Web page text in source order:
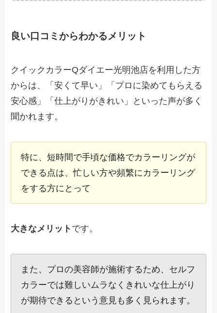
良い口コミからわかるメリット
クイックカラーQダイエー光明池店を利用した方
からは、「安くて早い」「プロに染めてもらえる
安心感」「仕上がりがきれい」といった声が多く
聞かれます。
特に、短時間で手頃な価格でカラーリングが
できる点は、忙しい方や頻繁にカラーリング
をする方にとって
大きなメリット です。
また、プロの美容師が施術するため、セルフ
カラーでは難しいムラなくきれいな仕上がり
が期待できるという意見も多く見られます。